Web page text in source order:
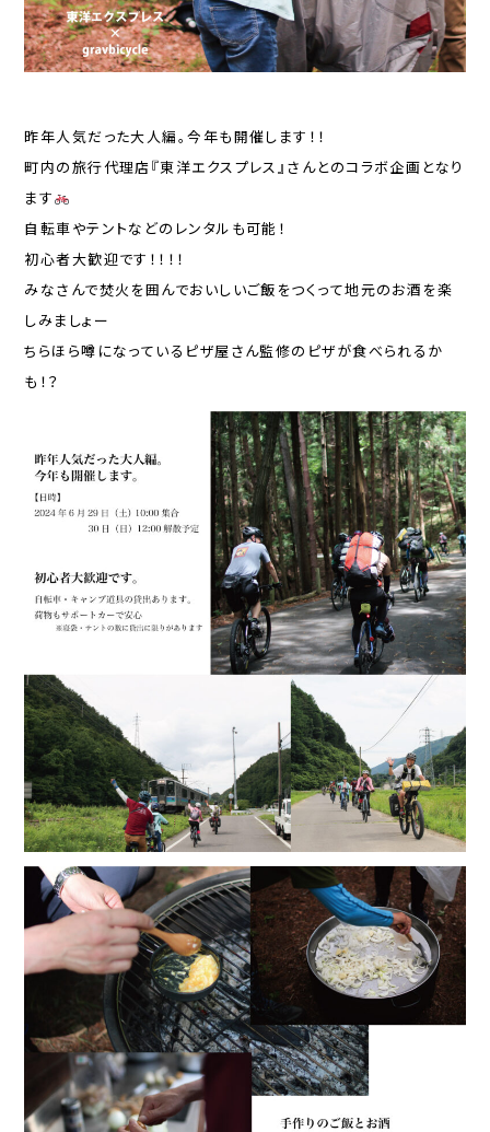
昨年人気だった大人編。今年も開催します！！
町内の旅行代理店『東洋エクスプレス』さんとのコラボ企画となり
ます
自転車やテントなどのレンタルも可能！
初心者大歓迎です！！！！
みなさんで焚火を囲んでおいしいご飯をつくって地元のお酒を楽
しみましょー
ちらほら噂になっているピザ屋さん監修のピザが食べられるか
も！？